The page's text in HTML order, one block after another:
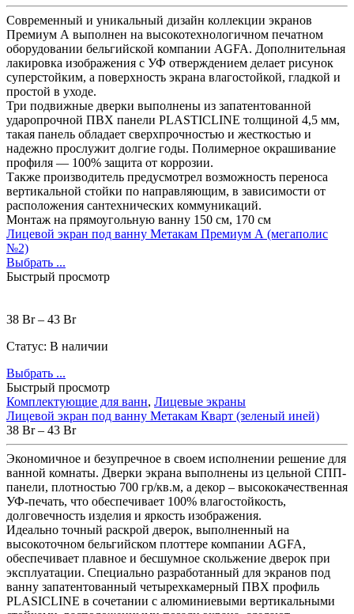
Современный и уникальный дизайн коллекции экранов
Премиум А выполнен на высокотехнологичном печатном
оборудовании бельгийской компании AGFA. Дополнительная
лакировка изображения с УФ отверждением делает рисунок
суперстойким, а поверхность экрана влагостойкой, гладкой и
простой в уходе.
Три подвижные дверки выполнены из запатентованной
ударопрочной ПВХ панели PLASTICLINE толщиной 4,5 мм,
такая панель обладает сверхпрочностью и жесткостью и
надежно прослужит долгие годы. Полимерное окрашивание
профиля — 100% защита от коррозии.
Также производитель предусмотрел возможность переноса
вертикальной стойки по направляющим, в зависимости от
расположения сантехнических коммуникаций.
Монтаж на прямоугольную ванну 150 см, 170 см
Лицевой экран под ванну Метакам Премиум А (мегаполис
№2)
Выбрать ...
Быстрый просмотр
38 Br– 43 Br
Статус: В наличии
Выбрать ...
Быстрый просмотр
Комплектующие для ванн, Лицевые экраны
Лицевой экран под ванну Метакам Кварт (зеленый иней)
38 Br– 43 Br
Экономичное и безупречное в своем исполнении решение для
ванной комнаты. Дверки экрана выполнены из цельной СПП-
панели, плотностью 700 гр/кв.м, а декор – высококачественная
УФ-печать, что обеспечивает 100% влагостойкость,
долговечность изделия и яркость изображения.
Идеально точный раскрой дверок, выполненный на
высокоточном бельгийском плоттере компании AGFA,
обеспечивает плавное и бесшумное скольжение дверок при
эксплуатации. Специально разработанный для экранов под
ванну запатентованный четырехкамерный ПВХ профиль
PLASICLINE в сочетании с алюминиевыми вертикальными